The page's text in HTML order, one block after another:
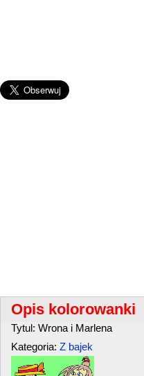
Opis kolorowanki
Tytul: Wrona i Marlena
Kategoria: Z bajek